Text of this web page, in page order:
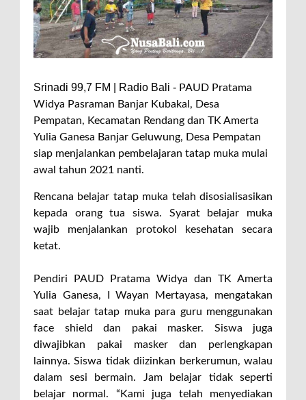
Srinadi 99,7 FM | Radio Bali - PAUD Pratama
Widya Pasraman Banjar Kubakal, Desa
Pempatan, Kecamatan Rendang dan TK Amerta
Yulia Ganesa Banjar Geluwung, Desa Pempatan
siap menjalankan pembelajaran tatap muka mulai
awal tahun 2021 nanti.
Rencana belajar tatap muka telah disosialisasikan
kepada orang tua siswa. Syarat belajar muka
wajib menjalankan protokol kesehatan secara
ketat.
Pendiri PAUD Pratama Widya dan TK Amerta
Yulia Ganesa, I Wayan Mertayasa, mengatakan
saat belajar tatap muka para guru menggunakan
face shield dan pakai masker. Siswa juga
diwajibkan pakai masker dan perlengkapan
lainnya. Siswa tidak diizinkan berkerumun, walau
dalam sesi bermain. Jam belajar tidak seperti
belajar normal. “Kami juga telah menyediakan